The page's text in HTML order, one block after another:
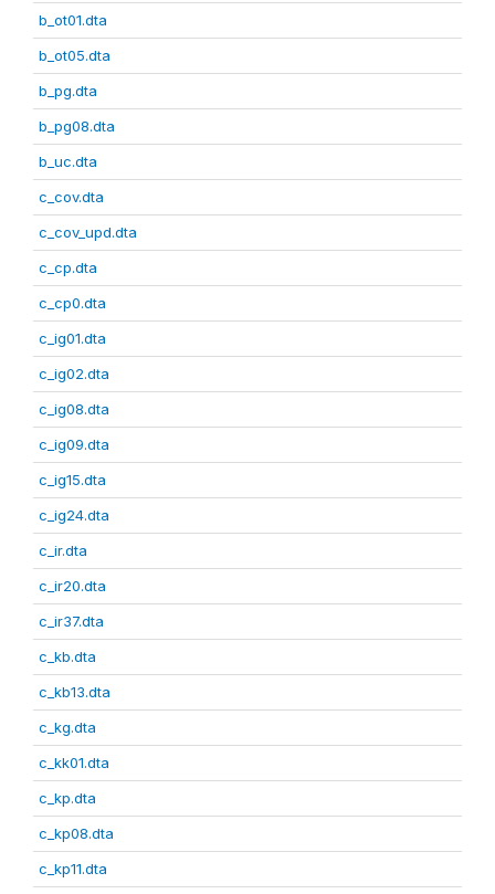
b_ot01.dta
b_ot05.dta
b_pg.dta
b_pg08.dta
b_uc.dta
c_cov.dta
c_cov_upd.dta
c_cp.dta
c_cp0.dta
c_ig01.dta
c_ig02.dta
c_ig08.dta
c_ig09.dta
c_ig15.dta
c_ig24.dta
c_ir.dta
c_ir20.dta
c_ir37.dta
c_kb.dta
c_kb13.dta
c_kg.dta
c_kk01.dta
c_kp.dta
c_kp08.dta
c_kp11.dta